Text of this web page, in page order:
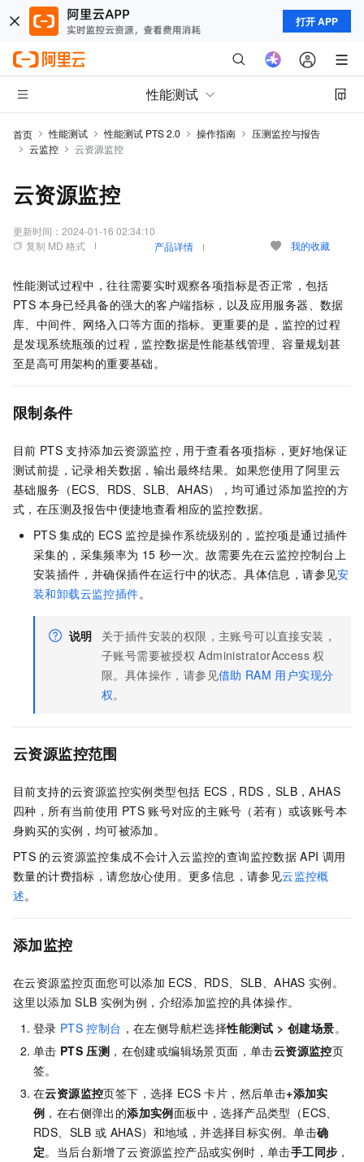
打开 APP
性能测试
首页 性能测试 性能测试 PTS 2.0 操作指南
压测监控与报告
云监控
云资源监控
云资源监控
更新时间： 2024-01-16 02:34:10
复制 MD 格式
产品详情 我的收藏
性能测试过程中，往往需要实时观察各项指标是否正常，包括
PTS 本身已经具备的强大的客户端指标，以及应用服务器、数据
库、中间件、网络入口等方面的指标。更重要的是，监控的过程
是发现系统瓶颈的过程，监控数据是性能基线管理、容量规划甚
至是高可用架构的重要基础。
限制条件
目前 PTS 支持添加云资源监控，用于查看各项指标，更好地保证
测试前提，记录相关数据，输出最终结果。如果您使用了阿里云
基础服务（ECS、RDS、SLB、AHAS），均可通过添加监控的方
式，在压测及报告中便捷地查看相应的监控数据。
PTS 集成的 ECS 监控是操作系统级别的，监控项是通过插件
采集的，采集频率为 15 秒一次。故需要先在云监控控制台上
安装插件，并确保插件在运行中的状态。具体信息，请参见安
装和卸载云监控插件。
说明
关于插件安装的权限，主账号可以直接安装，
子账号需要被授权 AdministratorAccess 权
限。具体操作，请参见借助 RAM 用户实现分
权。
云资源监控范围
目前支持的云资源监控实例类型包括 ECS，RDS，SLB，AHAS
四种，所有当前使用 PTS 账号对应的主账号（若有）或该账号本
身购买的实例，均可被添加。
PTS 的云资源监控集成不会计入云监控的查询监控数据 API 调用
数量的计费指标，请您放心使用。更多信息，请参见云监控概
述。
添加监控
在云资源监控页面您可以添加 ECS、RDS、SLB、AHAS 实例。
这里以添加 SLB 实例为例，介绍添加监控的具体操作。
登录 PTS 控制台 ，在左侧导航栏选择性能测试 >创建场景。
单击 PTS 压测 ，在创建或编辑场景页面，单击云资源监控页
签。
在云资源监控页签下，选择 ECS 卡片，然后单击+添加实
例 ，在右侧弹出的添加实例面板中，选择产品类型（ECS、
RDS、SLB 或 AHAS）和地域，并选择目标实例。单击确
定。当后台新增了云资源监控产品或实例时，单击手工同步 ，